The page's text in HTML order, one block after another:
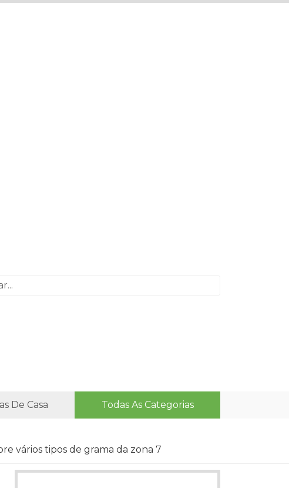
De Casa Todas As Categorias
vários tipos de grama da zona 7